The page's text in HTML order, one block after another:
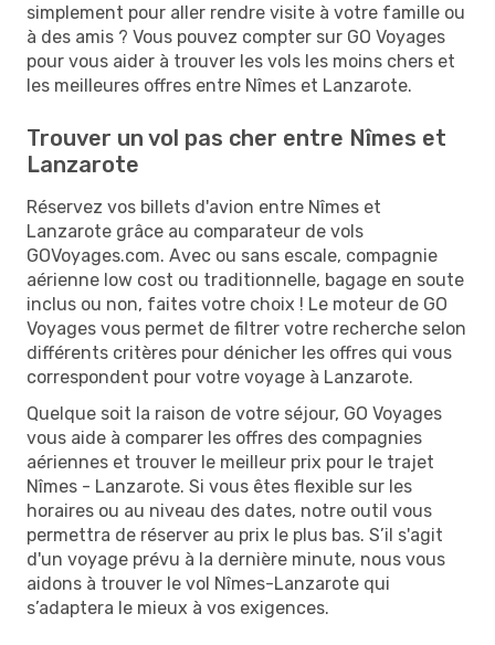
simplement pour aller rendre visite à votre famille ou
à des amis ? Vous pouvez compter sur GO Voyages
pour vous aider à trouver les vols les moins chers et
les meilleures offres entre Nîmes et Lanzarote.
Trouver un vol pas cher entre Nîmes et
Lanzarote
Réservez vos billets d'avion entre Nîmes et
Lanzarote grâce au comparateur de vols
GOVoyages.com. Avec ou sans escale, compagnie
aérienne low cost ou traditionnelle, bagage en soute
inclus ou non, faites votre choix ! Le moteur de GO
Voyages vous permet de filtrer votre recherche selon
différents critères pour dénicher les offres qui vous
correspondent pour votre voyage à Lanzarote.
Quelque soit la raison de votre séjour, GO Voyages
vous aide à comparer les offres des compagnies
aériennes et trouver le meilleur prix pour le trajet
Nîmes - Lanzarote. Si vous êtes flexible sur les
horaires ou au niveau des dates, notre outil vous
permettra de réserver au prix le plus bas. S’il s'agit
d'un voyage prévu à la dernière minute, nous vous
aidons à trouver le vol Nîmes-Lanzarote qui
s’adaptera le mieux à vos exigences.